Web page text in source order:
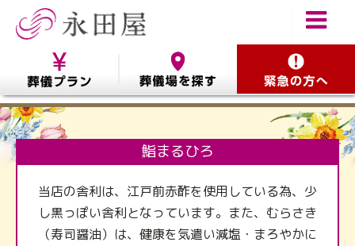
鮨まるひろ
当店の舎利は、江戸前赤酢を使用している為、少
し黒っぽい舎利となっています。また、むらさき
（寿司醤油）は、健康を気遣い減塩・まろやかに